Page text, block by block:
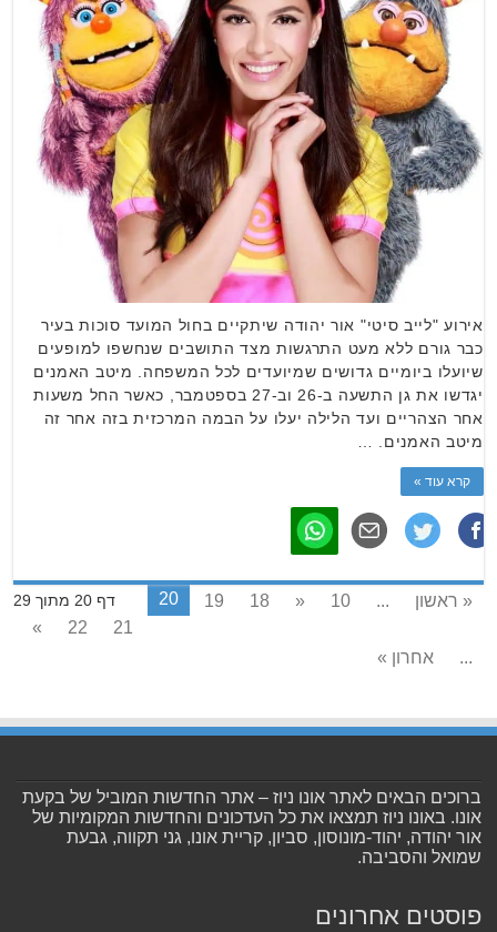
אירוע "לייב סיטי" אור יהודה שיתקיים בחול המועד סוכות בעיר
כבר גורם ללא מעט התרגשות מצד התושבים שנחשפו למופעים
שיועלו ביומיים גדושים שמיועדים לכל המשפחה. מיטב האמנים
יגדשו את גן התשעה ב-26 וב-27 בספטמבר, כאשר החל משעות
אחר הצהריים ועד הלילה יעלו על הבמה המרכזית בזה אחר זה
מיטב האמנים. …
קרא עוד »
דף 20 מתוך 29 « ראשון ...
10
«
18
19
20
21
22
»
...
אחרון »
ברוכים הבאים לאתר אונו ניוז – אתר החדשות המוביל של בקעת
אונו. באונו ניוז תמצאו את כל העדכונים והחדשות המקומיות של
אור יהודה, יהוד-מונוסון, סביון, קריית אונו, גני תקווה, גבעת
שמואל והסביבה.
פוסטים אחרונים